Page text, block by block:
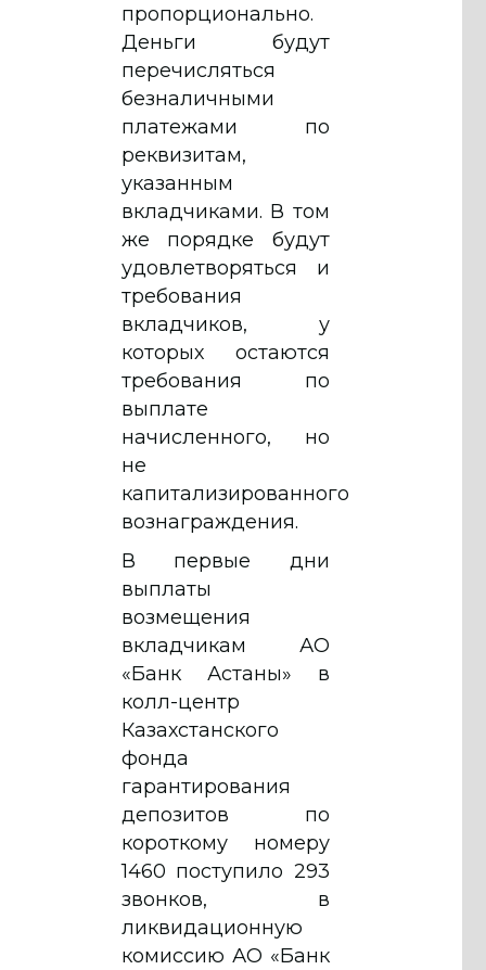
пропорционально.
Деньги будут
перечисляться
безналичными
платежами по
реквизитам,
указанным
вкладчиками. В том
же порядке будут
удовлетворяться и
требования
вкладчиков, у
которых остаются
требования по
выплате
начисленного, но
не
капитализированного
вознаграждения.
В первые дни
выплаты
возмещения
вкладчикам АО
«Банк Астаны» в
колл-центр
Казахстанского
фонда
гарантирования
депозитов по
короткому номеру
1460 поступило 293
звонков, в
ликвидационную
комиссию АО «Банк